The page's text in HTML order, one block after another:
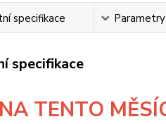
specifikace Parametry
specifikace
NA TENTO